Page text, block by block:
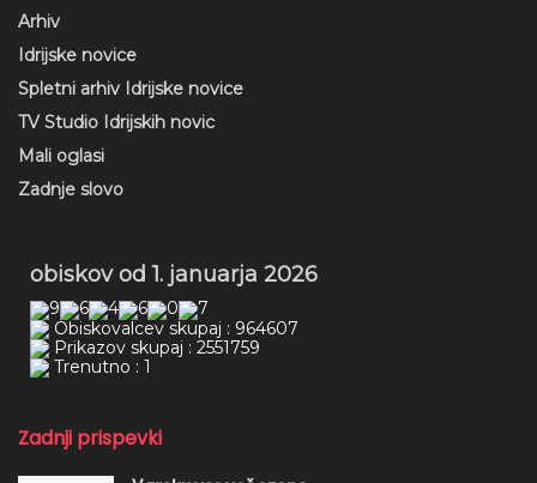
Arhiv
Idrijske novice
Spletni arhiv Idrijske novice
TV Studio Idrijskih novic
Mali oglasi
Zadnje slovo
obiskov od 1. januarja 2026
Obiskovalcev skupaj : 964607
Prikazov skupaj : 2551759
Trenutno : 1
Zadnji prispevki